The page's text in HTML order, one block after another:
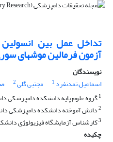
تداخل عمل بین
آزمون فرمالین موشهای
نویسندگان
اسماعیل تمدنفرد 1 مجتبی گلی2
1گروه علوم پایه دانشکده دامپزشکی
2دانش آموخته دانشکده دامپزشکی
3کارشناس آزمایشگاه فیزیولوژی
چکیده